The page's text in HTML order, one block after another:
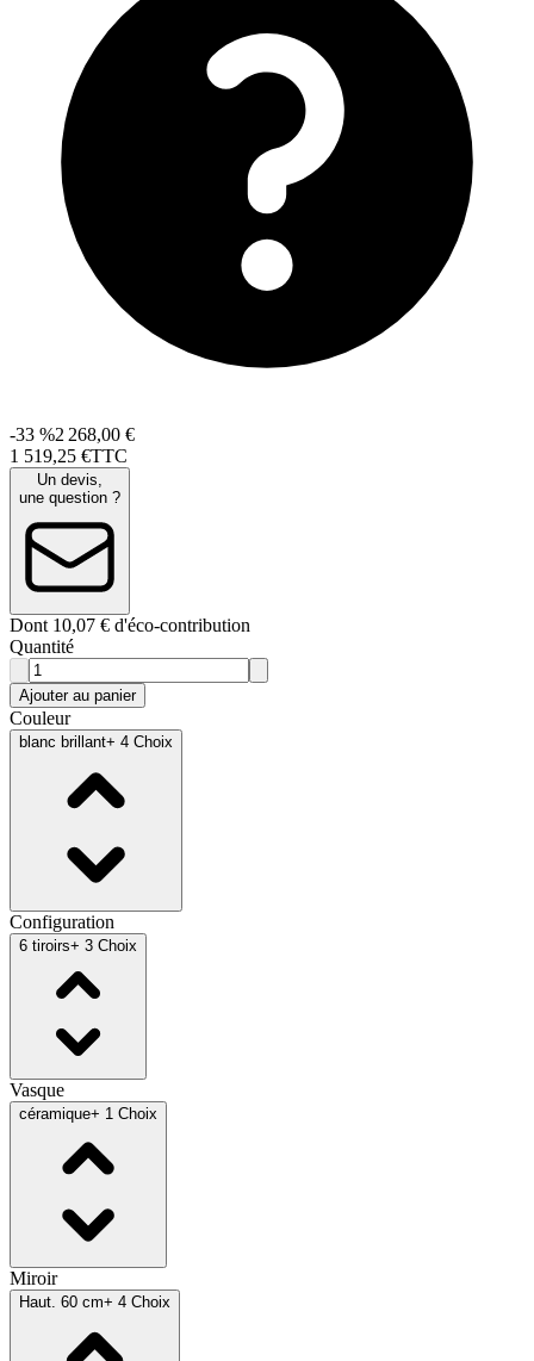
-33 %2 268,00 €
1 519,25 €TTC
Un devis,
une question ?
Dont 10,07 € d'éco-contribution
Quantité
Ajouter au panier
Couleur
blanc brillant+ 4 Choix
Configuration
6 tiroirs+ 3 Choix
Vasque
céramique+ 1 Choix
Miroir
Haut. 60 cm+ 4 Choix